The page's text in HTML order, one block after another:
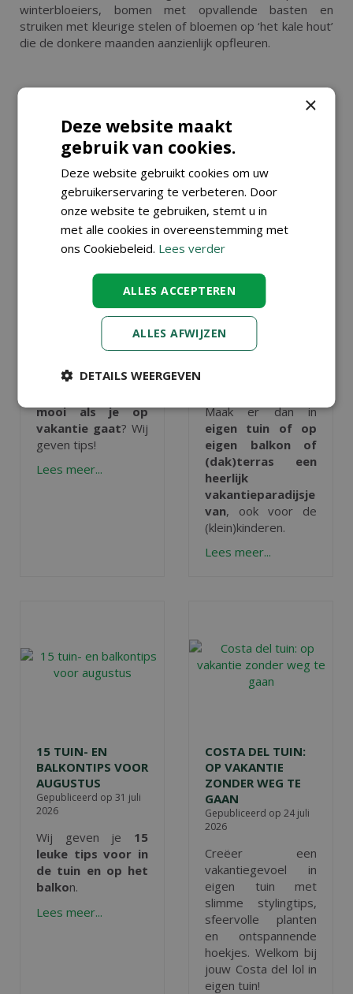
winterbloeiers, bomen met opvallende basten en
struiken met kleurige stelen of bloemen op ‘het kale hout’
die de donkere maanden aanzienlijk opfleuren.
BERICHTEN:
KAMERPLANTEN
Hoe houd je je
mooi als je op
vakantie gaat? Wij
geven tips!
Lees meer...
VAKANTIETIPS
(MET KIDS) IN
EIGEN TUIN
Gepubliceerd op
augustus 2026
Maak er dan in
eigen tuin of op
eigen balkon of
(dak)terras een
heerlijk
vakantieparadijsje
van, ook voor de
(klein)kinderen.
Lees meer...
15 TUIN- EN
BALKONTIPS VOOR
AUGUSTUS
Gepubliceerd op 31 juli
2026
Wij geven je 15
leuke tips voor in
de tuin en op het
balkon.
Lees meer...
COSTA DEL TUIN:
OP VAKANTIE
ZONDER WEG TE
GAAN
Gepubliceerd op 24 juli
2026
Creëer een
vakantiegevoel in
eigen tuin met
slimme stylingtips,
sfeervolle planten
en ontspannende
hoekjes. Welkom bij
jouw Costa del lol in
eigen tuin!
×
Deze website maakt
gebruik van cookies.
Deze website gebruikt cookies om uw
gebruikerservaring te verbeteren. Door
onze website te gebruiken, stemt u in
met alle cookies in overeenstemming met
ons Cookiebeleid. Lees verder
ALLES ACCEPTEREN
ALLES AFWIJZEN
DETAILS WEERGEVEN